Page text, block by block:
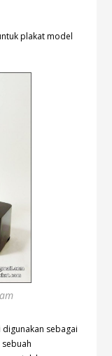
plakat model
digunakan sebagai